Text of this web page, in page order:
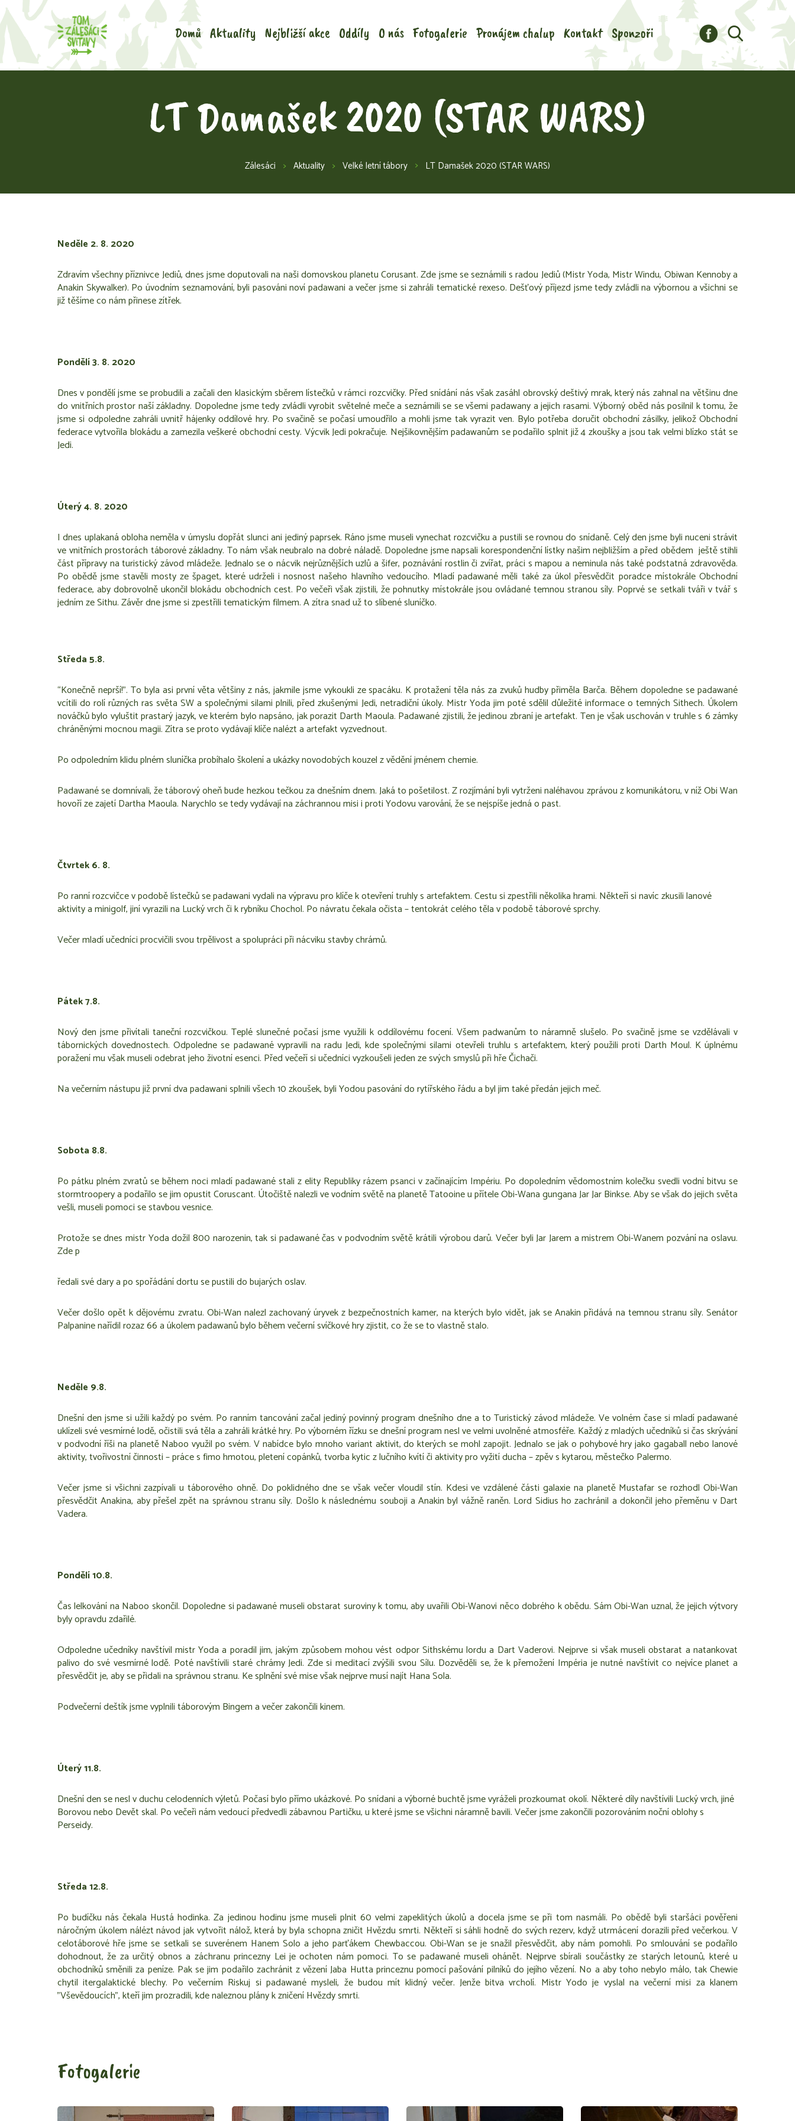
Domů Aktuality Nejbližší akce Oddíly O nás Fotogalerie Pronájem chalup Kontakt Sponzoři
LT Damašek 2020 (STAR WARS)
Zálesáci Aktuality Velké letní tábory LT Damašek 2020 (STAR WARS)
Neděle 2. 8. 2020
Zdravím všechny příznivce Jediů, dnes jsme doputovali na naši domovskou planetu Corusant. Zde jsme se seznámili s radou Jediů (Mistr Yoda, Mistr Windu, Obiwan Kennoby a
Anakin Skywalker). Po úvodním seznamování, byli pasováni noví padawani a večer jsme si zahráli tematické rexeso. Dešťový příjezd jsme tedy zvládli na výbornou a všichni se
již těšíme co nám přinese zítřek.
Pondělí 3. 8. 2020
Dnes v pondělí jsme se probudili a začali den klasickým sběrem lístečků v rámci rozcvičky. Před snídání nás však zasáhl obrovský deštivý mrak, který nás zahnal na většinu dne
do vnitřních prostor naší základny. Dopoledne jsme tedy zvládli vyrobit světelné meče a seznámili se se všemi padawany a jejich rasami. Výborný oběd nás posilnil k tomu, že
jsme si odpoledne zahráli uvnitř hájenky oddílové hry. Po svačině se počasí umoudřilo a mohli jsme tak vyrazit ven. Bylo potřeba doručit obchodní zásilky, jelikož Obchodní
federace vytvořila blokádu a zamezila veškeré obchodní cesty. Výcvik Jedi pokračuje. Nejšikovnějším padawanům se podařilo splnit již 4 zkoušky a jsou tak velmi blízko stát se
Jedi.
Úterý 4. 8. 2020
I dnes uplakaná obloha neměla v úmyslu dopřát slunci ani jediný paprsek. Ráno jsme museli vynechat rozcvičku a pustili se rovnou do snídaně. Celý den jsme byli nuceni strávit
ve vnitřních prostorách táborové základny. To nám však neubralo na dobré náladě. Dopoledne jsme napsali korespondenční lístky našim nejbližším a před obědem ještě stihli
část přípravy na turistický závod mládeže. Jednalo se o nácvik nejrůznějších uzlů a šifer, poznávání rostlin či zvířat, práci s mapou a neminula nás také podstatná zdravověda.
Po obědě jsme stavěli mosty ze špaget, které udrželi i nosnost našeho hlavního vedoucího. Mladí padawané měli také za úkol přesvědčit poradce místokrále Obchodní
federace, aby dobrovolně ukončil blokádu obchodních cest. Po večeři však zjistili, že pohnutky místokrále jsou ovládané temnou stranou síly. Poprvé se setkali tváři v tvář s
jedním ze Sithu. Závěr dne jsme si zpestřili tematickým filmem. A zítra snad už to slíbené sluníčko.
Středa 5.8.
“Konečně neprší!”. To byla asi první věta většiny z nás, jakmile jsme vykoukli ze spacáku. K protažení těla nás za zvuků hudby přiměla Barča. Během dopoledne se padawané
vcítili do rolí různých ras světa SW a společnými silami plnili, před zkušenými Jedi, netradiční úkoly. Mistr Yoda jim poté sdělil důležité informace o temných Sithech. Úkolem
nováčků bylo vyluštit prastarý jazyk, ve kterém bylo napsáno, jak porazit Darth Maoula. Padawané zjistili, že jedinou zbraní je artefakt. Ten je však uschován v truhle s 6 zámky
chráněnými mocnou magii. Zítra se proto vydávají klíče nalézt a artefakt vyzvednout.
Po odpoledním klidu plném sluníčka probíhalo školení a ukázky novodobých kouzel z vědění jménem chemie.
Padawané se domnívali, že táborový oheň bude hezkou tečkou za dnešním dnem. Jaká to pošetilost. Z rozjímání byli vytrženi naléhavou zprávou z komunikátoru, v níž Obi Wan
hovoří ze zajetí Dartha Maoula. Narychlo se tedy vydávají na záchrannou misi i proti Yodovu varování, že se nejspíše jedná o past.
Čtvrtek 6. 8.
Po ranní rozcvičce v podobě lístečků se padawani vydali na výpravu pro klíče k otevření truhly s artefaktem. Cestu si zpestřili několika hrami. Někteří si navíc zkusili lanové
aktivity a minigolf, jiní vyrazili na Lucký vrch či k rybníku Chochol. Po návratu čekala očista – tentokrát celého těla v podobě táborové sprchy.
Večer mladí učedníci procvičili svou trpělivost a spolupráci při nácviku stavby chrámů.
Pátek 7.8.
Nový den jsme přivítali taneční rozcvičkou. Teplé slunečné počasí jsme využili k oddílovému focení. Všem padwanům to náramně slušelo. Po svačině jsme se vzdělávali v
tábornických dovednostech. Odpoledne se padawané vypravili na radu Jedi, kde společnými silami otevřeli truhlu s artefaktem, který použili proti Darth Moul. K úplnému
poražení mu však museli odebrat jeho životní esenci. Před večeří si učedníci vyzkoušeli jeden ze svých smyslů při hře Čichači.
Na večerním nástupu již první dva padawani splnili všech 10 zkoušek, byli Yodou pasování do rytířského řádu a byl jim také předán jejich meč.
Sobota 8.8.
Po pátku plném zvratů se během noci mladí padawané stali z elity Republiky rázem psanci v začínajícím Impériu. Po dopoledním vědomostním kolečku svedli vodní bitvu se
stormtroopery a podařilo se jim opustit Coruscant. Útočiště nalezli ve vodním světě na planetě Tatooine u přítele Obi-Wana gungana Jar Jar Binkse. Aby se však do jejich světa
vešli, museli pomoci se stavbou vesnice.
Protože se dnes mistr Yoda dožil 800 narozenin, tak si padawané čas v podvodním světě krátili výrobou darů. Večer byli Jar Jarem a mistrem Obi-Wanem pozvání na oslavu.
Zde p
ředali své dary a po spořádání dortu se pustili do bujarých oslav.
Večer došlo opět k dějovému zvratu. Obi-Wan nalezl zachovaný úryvek z bezpečnostních kamer, na kterých bylo vidět, jak se Anakin přidává na temnou stranu síly. Senátor
Palpanine nařídil rozaz 66 a úkolem padawanů bylo během večerní svíčkové hry zjistit, co že se to vlastně stalo.
Neděle 9.8.
Dnešní den jsme si užili každý po svém. Po ranním tancování začal jediný povinný program dnešního dne a to Turistický závod mládeže. Ve volném čase si mladí padawané
uklízeli své vesmírné lodě, očistili svá těla a zahráli krátké hry. Po výborném řízku se dnešní program nesl ve velmi uvolněné atmosféře. Každý z mladých učedníků si čas skrývání
v podvodní říši na planetě Naboo využil po svém. V nabídce bylo mnoho variant aktivit, do kterých se mohl zapojit. Jednalo se jak o pohybové hry jako gagaball nebo lanové
aktivity, tvořivostní činnosti – práce s fimo hmotou, pletení copánků, tvorba kytic z lučního kvítí či aktivity pro vyžití ducha – zpěv s kytarou, městečko Palermo.
Večer jsme si všichni zazpívali u táborového ohně. Do poklidného dne se však večer vloudil stín. Kdesi ve vzdálené části galaxie na planetě Mustafar se rozhodl Obi-Wan
přesvědčit Anakina, aby přešel zpět na správnou stranu síly. Došlo k následnému souboji a Anakin byl vážně raněn. Lord Sidius ho zachránil a dokončil jeho přeměnu v Dart
Vadera.
Pondělí 10.8.
Čas lelkování na Naboo skončil. Dopoledne si padawané museli obstarat suroviny k tomu, aby uvařili Obi-Wanovi něco dobrého k obědu. Sám Obi-Wan uznal, že jejich výtvory
byly opravdu zdařilé.
Odpoledne učedníky navštívil mistr Yoda a poradil jim, jakým způsobem mohou vést odpor Sithskému lordu a Dart Vaderovi. Nejprve si však museli obstarat a natankovat
palivo do své vesmírné lodě. Poté navštívili staré chrámy Jedi. Zde si meditací zvýšili svou Sílu. Dozvěděli se, že k přemožení Impéria je nutné navštívit co nejvíce planet a
přesvědčit je, aby se přidali na správnou stranu. Ke splnění své mise však nejprve musí najít Hana Sola.
Podvečerní deštík jsme vyplnili táborovým Bingem a večer zakončili kinem.
Úterý 11.8.
Dnešní den se nesl v duchu celodenních výletů. Počasí bylo přímo ukázkové. Po snídani a výborné buchtě jsme vyráželi prozkoumat okolí. Některé díly navštívili Lucký vrch, jiné
Borovou nebo Devět skal. Po večeři nám vedoucí předvedli zábavnou Partičku, u které jsme se všichni náramně bavili. Večer jsme zakončili pozorováním noční oblohy s
Perseidy.
Středa 12.8.
Po budíčku nás čekala Hustá hodinka. Za jedinou hodinu jsme museli plnit 60 velmi zapeklitých úkolů a docela jsme se při tom nasmáli. Po obědě byli staršáci pověřeni
náročným úkolem nálézt návod jak vytvořit nálož, která by byla schopna zničit Hvězdu smrti. Někteří si sáhli hodně do svých rezerv, když utrmácení dorazili před večerkou. V
celotáborové hře jsme se setkali se suverénem Hanem Solo a jeho parťákem Chewbaccou. Obi-Wan se je snažil přesvědčit, aby nám pomohli. Po smlouvání se podařilo
dohodnout, že za určitý obnos a záchranu princezny Lei je ochoten nám pomoci. To se padawané museli ohánět. Nejprve sbírali součástky ze starých letounů, které u
obchodníků směnili za peníze. Pak se jim podařilo zachránit z vězení Jaba Hutta princeznu pomocí pašování pilníků do jejího vězení. No a aby toho nebylo málo, tak Chewie
chytil itergalaktické blechy. Po večerním Riskuj si padawané mysleli, že budou mít klidný večer. Jenže bitva vrcholí. Mistr Yodo je vyslal na večerní misi za klanem
"Vševědoucích", kteří jim prozradili, kde naleznou plány k zničení Hvězdy smrti.
Fotogalerie